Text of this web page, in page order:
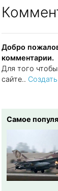
Добро
комментарии.
Для того
сайте..
Самое